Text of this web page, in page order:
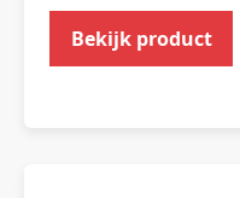
Bekijk product